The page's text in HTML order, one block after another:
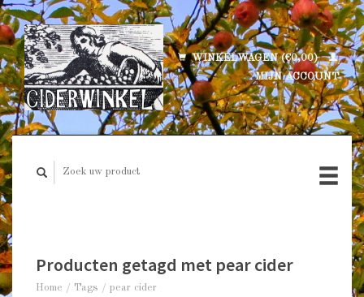
WINKELWAGEN (€0,00)
MIJN ACCOUNT
Producten getagd met pear cider
Home / Tags / pear cider